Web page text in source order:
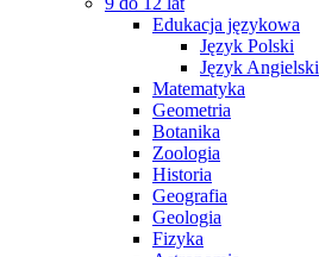
Edukacja językowa
Język Polski
Język Angielski
Matematyka
Geometria
Botanika
Zoologia
Historia
Geografia
Geologia
Fizyka